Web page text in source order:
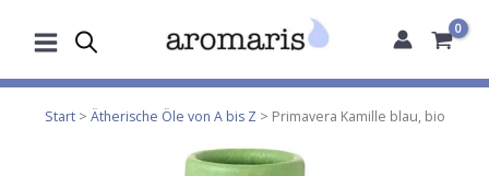
Inhalt
Start> Ätherische Öle von A bis Z > Primavera Kamille blau, bio